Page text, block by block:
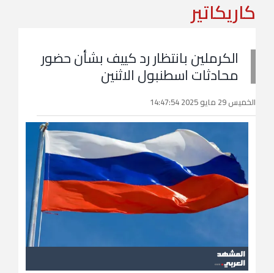
كاريكاتير
الكرملين بانتظار رد كييف بشأن حضور
محادثات اسطنبول الاثنين
الخميس 29 مايو 2025 14:47:54